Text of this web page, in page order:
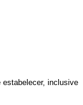
inclusive